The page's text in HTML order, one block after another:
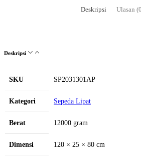
Deskripsi Ulasan
Deskripsi
SKU SP2031301AP
Kategori Sepeda Lipat
Berat 12000 gram
Dimensi 120 × 25 × 80 cm